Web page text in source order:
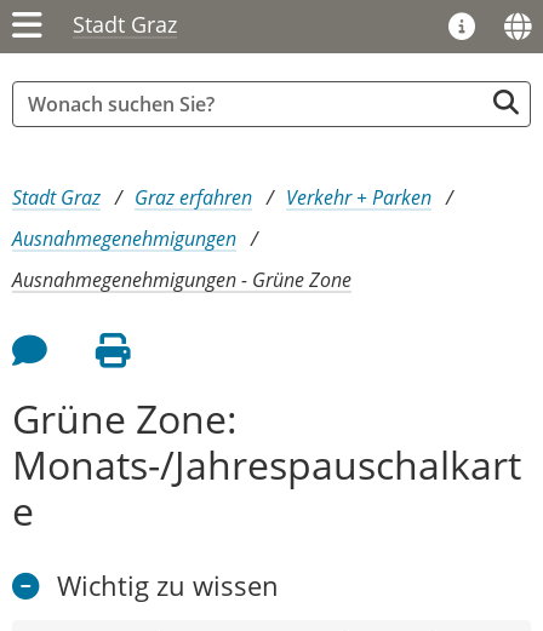
Stadt Graz
Sie sind hier:
Stadt Graz Graz erfahren
Verkehr + Parken
Ausnahmegenehmigungen
Ausnahmegenehmigungen - Grüne Zone
Feedback an Autor
Seite drucken
Grüne Zone:
Monats-/Jahrespauschalkart
e
Wichtig zu wissen